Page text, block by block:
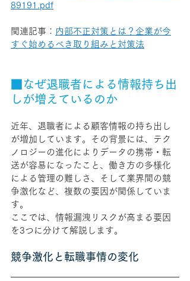
89191.pdf
関連記事： 内部不正対策とは？企業が今
すぐ始めるべき取り組みと対策法
■なぜ退職者による情報持ち出
しが増えているのか
近年、退職者による顧客情報の持ち出し
が増加しています。その背景には、テク
ノロジーの進化によりデータの携帯・転
送が容易になったこと、働き方の多様化
による管理の難しさ、そして業界間の競
争激化など、複数の要因が関係していま
す。
ここでは、情報漏洩リスクが高まる要因
を3つに分けて解説します。
競争激化と転職事情の変化